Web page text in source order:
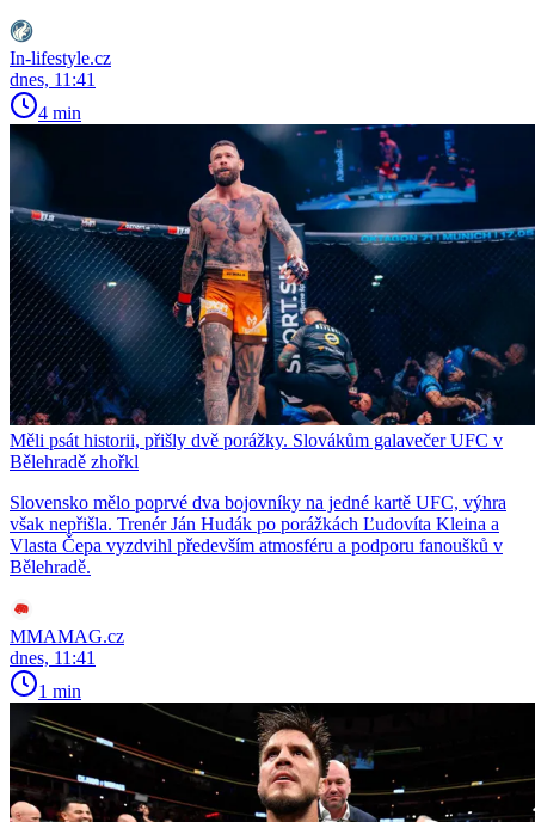
In-lifestyle.cz
dnes, 11:41
4 min
Měli psát historii, přišly dvě porážky. Slovákům galavečer UFC v
Bělehradě zhořkl
Slovensko mělo poprvé dva bojovníky na jedné kartě UFC, výhra
však nepřišla. Trenér Ján Hudák po porážkách Ľudovíta Kleina a
Vlasta Čepa vyzdvihl především atmosféru a podporu fanoušků v
Bělehradě.
MMAMAG.cz
dnes, 11:41
1 min